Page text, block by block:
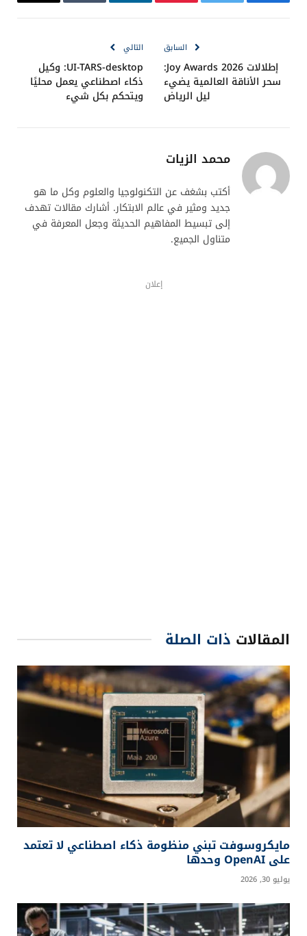
السابق
إطلالات Joy Awards 2026:
سحر الأناقة العالمية يضيء
ليل الرياض
التالي
UI-TARS-desktop: وكيل
ذكاء اصطناعي يعمل محليًا
ويتحكم بكل شيء
محمد الزيات
أكتب بشغف عن التكنولوجيا والعلوم وكل ما هو
جديد ومثير في عالم الابتكار. أشارك مقالات تهدف
إلى تبسيط المفاهيم الحديثة وجعل المعرفة في
متناول الجميع.
إعلان
المقالات ذات الصلة
مايكروسوفت تبني منظومة ذكاء اصطناعي لا تعتمد
على OpenAI وحدها
يوليو 30, 2026